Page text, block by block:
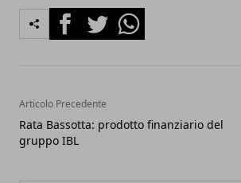
FacebookTwitterWhatsapp
Articolo Precedente
Rata Bassotta: prodotto finanziario del
gruppo IBL